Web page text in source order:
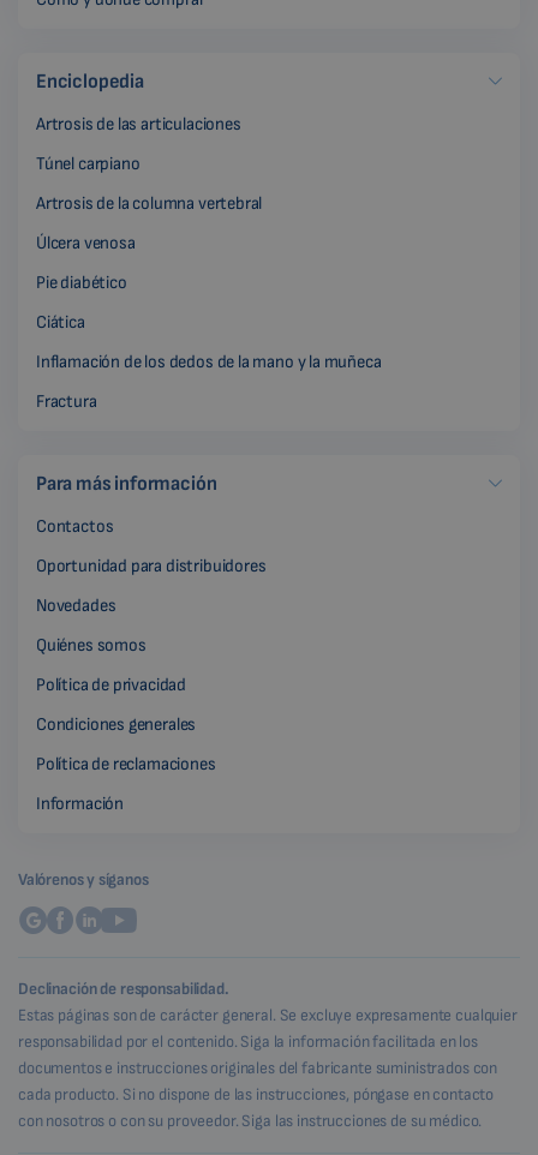
Enciclopedia
Artrosis de las articulaciones
Túnel carpiano
Artrosis de la columna vertebral
Úlcera venosa
Pie diabético
Ciática
Inflamación de los dedos de la mano y la muñeca
Fractura
Para más información
Contactos
Oportunidad para distribuidores
Novedades
Quiénes somos
Política de privacidad
Condiciones generales
Política de reclamaciones
Información
Valórenos y síganos
Declinación de responsabilidad.
Estas páginas son de carácter general. Se excluye expresamente cualquier
responsabilidad por el contenido. Siga la información facilitada en los
documentos e instrucciones originales del fabricante suministrados con
cada producto. Si no dispone de las instrucciones, póngase en contacto
con nosotros o con su proveedor. Siga las instrucciones de su médico.